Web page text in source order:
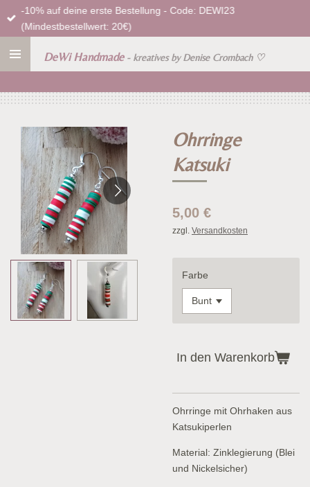
Zum
Hauptinhalt
DeWi Handmade - kreatives by Denise Crombach ♡
-10% auf deine erste Bestellung - Code: DEWI23
(Mindestbestellwert: 20€)
Ohrringe
Katsuki
5,00 €
zzgl. Versandkosten
Farbe
In den Warenkorb
Ohrringe mit Ohrhaken aus
Katsukiperlen
Material: Zinklegierung (Blei
und Nickelsicher)